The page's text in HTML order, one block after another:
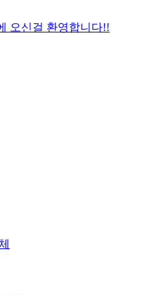
오신걸 환영합니다!!